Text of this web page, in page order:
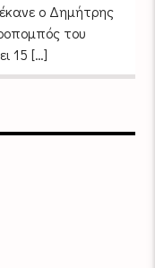
ο Δημήτρης
του
15 […]